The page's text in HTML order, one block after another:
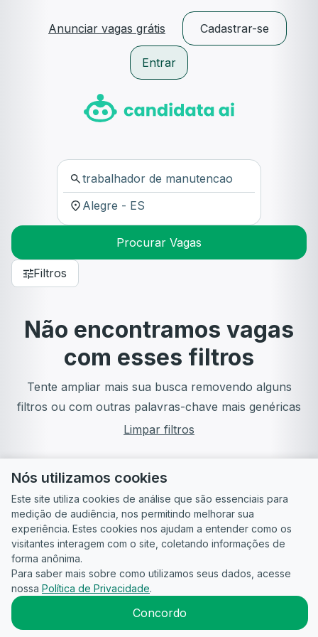
Anunciar vagas grátis Cadastrar-se
Entrar
Procurar Vagas
Filtros
Não encontramos vagas
com esses filtros
Tente ampliar mais sua busca removendo alguns
filtros ou com outras palavras-chave mais genéricas
Limpar filtros
Guia do
Candidato
Para
empresas
Política de
Privacidade
Termos
2026CandidataAI
Nós utilizamos cookies
Este site utiliza cookies de análise que são essenciais para
medição de audiência, nos permitindo melhorar sua
experiência. Estes cookies nos ajudam a entender como os
visitantes interagem com o site, coletando informações de
forma anônima.
Para saber mais sobre como utilizamos seus dados, acesse
nossa Política de Privacidade.
Concordo